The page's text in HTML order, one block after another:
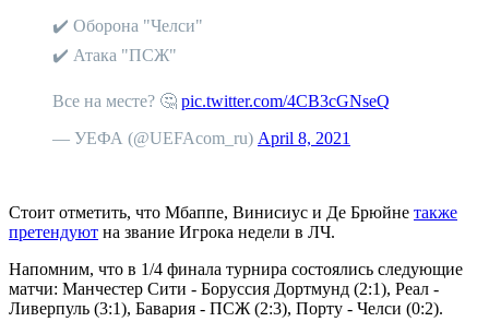
✔️ Оборона "Челси"
✔️ Атака "ПСЖ"
Все на месте? 🤔 pic.twitter.com/4CB3cGNseQ
— УЕФА (@UEFAcom_ru) April 8, 2021
Стоит отметить, что Мбаппе, Винисиус и Де Брюйне также
претендуют на звание Игрока недели в ЛЧ.
Напомним, что в 1/4 финала турнира состоялись следующие
матчи: Манчестер Сити - Боруссия Дортмунд (2:1), Реал -
Ливерпуль (3:1), Бавария - ПСЖ (2:3), Порту - Челси (0:2).